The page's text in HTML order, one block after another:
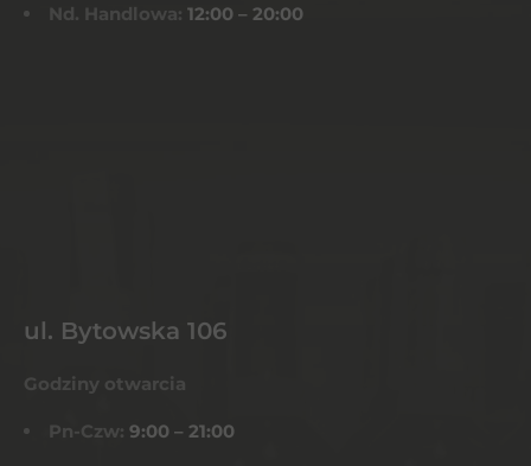
Nd. Handlowa: 12:00 – 20:00
ul. Bytowska 106
Godziny otwarcia
Pn-Czw: 9:00 – 21:00